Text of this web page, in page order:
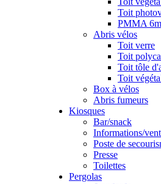
Toit
PMMA
Abris vélos
Toit verre
Toit
Toit tôle
Toit
Box à vélos
Abris fumeurs
Kiosques
Bar/snack
Informations/
Poste de
Presse
Toilettes
Pergolas